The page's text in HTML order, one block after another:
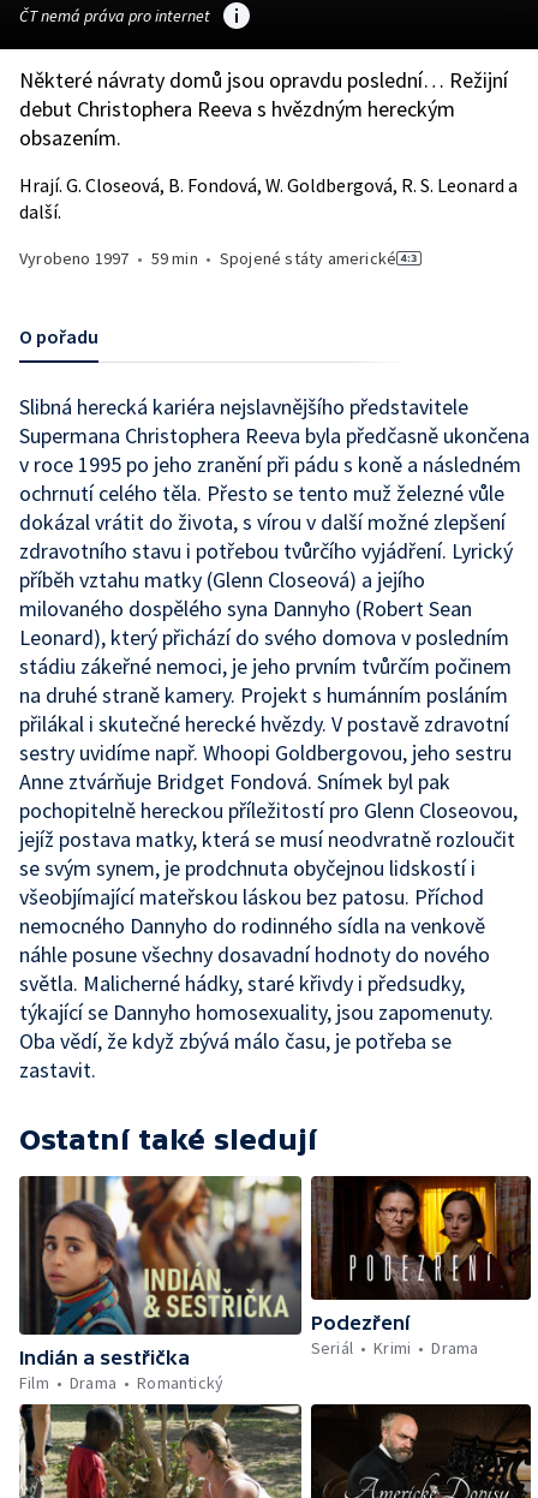
ČT nemá práva pro internet
Některé návraty domů jsou opravdu poslední… Režijní
debut Christophera Reeva s hvězdným hereckým
obsazením.
Hrají. G. Closeová, B. Fondová, W. Goldbergová, R. S. Leonard a
další.
Vyrobeno 1997 • 59 min • Spojené státy americké
O pořadu
Slibná herecká kariéra nejslavnějšího představitele
Supermana Christophera Reeva byla předčasně ukončena
v roce 1995 po jeho zranění při pádu s koně a následném
ochrnutí celého těla. Přesto se tento muž železné vůle
dokázal vrátit do života, s vírou v další možné zlepšení
zdravotního stavu i potřebou tvůrčího vyjádření. Lyrický
příběh vztahu matky (Glenn Closeová) a jejího
milovaného dospělého syna Dannyho (Robert Sean
Leonard), který přichází do svého domova v posledním
stádiu zákeřné nemoci, je jeho prvním tvůrčím počinem
na druhé straně kamery. Projekt s humánním posláním
přilákal i skutečné herecké hvězdy. V postavě zdravotní
sestry uvidíme např. Whoopi Goldbergovou, jeho sestru
Anne ztvárňuje Bridget Fondová. Snímek byl pak
pochopitelně hereckou příležitostí pro Glenn Closeovou,
jejíž postava matky, která se musí neodvratně rozloučit
se svým synem, je prodchnuta obyčejnou lidskostí i
všeobjímající mateřskou láskou bez patosu. Příchod
nemocného Dannyho do rodinného sídla na venkově
náhle posune všechny dosavadní hodnoty do nového
světla. Malicherné hádky, staré křivdy i předsudky,
týkající se Dannyho homosexuality, jsou zapomenuty.
Oba vědí, že když zbývá málo času, je potřeba se
zastavit.
Ostatní také sledují
Indián a sestřička
Film
Drama Romantický
Podezření
Seriál
Krimi Drama